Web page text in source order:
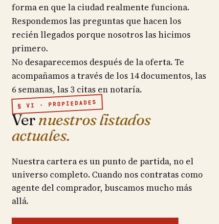
forma en que la ciudad realmente funciona.
Respondemos las preguntas que hacen los
recién llegados porque nosotros las hicimos
primero.
No desaparecemos después de la oferta. Te
acompañamos a través de los 14 documentos, las
6 semanas, las 3 citas en notaría.
§ VI · PROPIEDADES
Vernuestros listados
actuales.
Nuestra cartera es un punto de partida, no el
universo completo. Cuando nos contratas como
agente del comprador, buscamos mucho más
allá.